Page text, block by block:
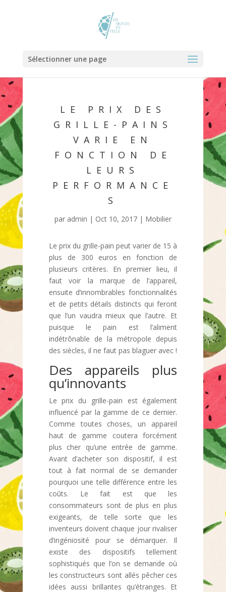
Sélectionner une page
LE PRIX DES
GRILLE-PAINS
VARIE EN
FONCTION DE
LEURS
PERFORMANCE
S
par admin | Oct 10, 2017| Mobilier
Le prix du grille-pain peut varier de 15 à
plus de 300 euros en fonction de
plusieurs critères. En premier lieu, il
faut voir la marque de l’appareil,
ensuite d’innombrables fonctionnalités
et de petits détails distincts qui feront
que l’un vaudra mieux que l’autre. Et
puisque le pain est l’aliment
indétrônable de la métropole depuis
des siècles, il ne faut pas blaguer avec !
Des appareils plus
qu’innovants
Le prix du grille-pain est également
influencé par la gamme de ce dernier.
Comme toutes choses, un appareil
haut de gamme coutera forcément
plus cher qu’une entrée de gamme.
Avant d’acheter son dispositif, il est
tout à fait normal de se demander
pourquoi une telle différence entre les
coûts. Le fait est que les
consommateurs sont de plus en plus
exigeants, de telle sorte que les
inventeurs doivent chaque jour rivaliser
d’ingéniosité pour se démarquer. Il
existe des dispositifs tellement
sophistiqués que l’on se demande où
les constructeurs sont allés pêcher ces
idées aussi brillantes qu’étranges. Et